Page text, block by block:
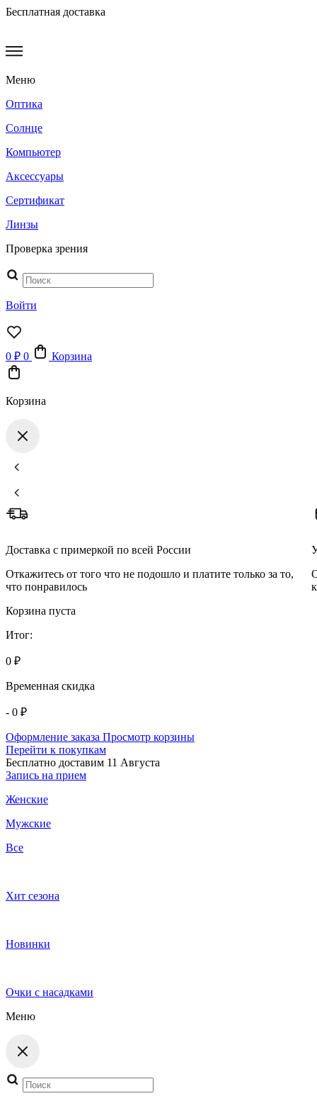
Бесплатная доставка
Меню
Оптика
Солнце
Компьютер
Аксессуары
Сертификат
Линзы
Проверка зрения
Поиск
товаров
Войти
0 ₽ 0 Корзина
Корзина
Доставка с примеркой по всей России
Откажитесь от того что не подошло и платите только за то,
что понравилось
Корзина пуста
Итог:
0 ₽
Временная скидка
- 0 ₽
Оформление заказа Просмотр корзины
Перейти к покупкам
Бесплатно доставим 11 Августа
Запись на прием
Женские
Мужские
Все
Хит сезона
Новинки
Очки с насадками
Меню
Поиск
товаров